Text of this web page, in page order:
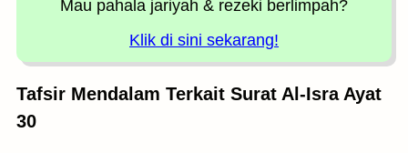
Mau pahala jariyah & rezeki berlimpah?
Klik di sini sekarang!
Tafsir Mendalam Terkait Surat Al-Isra Ayat
30